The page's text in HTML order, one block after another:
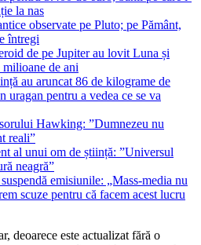
la nas
observate pe Pluto; pe Pământ,
întregi
de pe Jupiter au lovit Luna și
de ani
au aruncat 86 de kilograme de
uragan pentru a vedea ce se va
Hawking: ”Dumnezeu nu
reali”
al unui om de știință: ”Universul
neagră”
emisiunile: „Mass-media nu
scuze pentru că facem acest lucru
deoarece este actualizat fără o